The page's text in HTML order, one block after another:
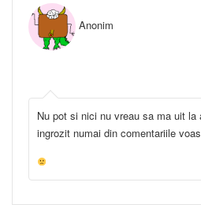
Anonim
Nu pot si nici nu vreau sa ma uit la
ingrozit numai din comentariile